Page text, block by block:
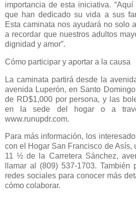
importancia de esta iniciativa.
que han dedicado su vida a sus
Esta caminata nos ayudará no solo
a recordar que nuestros adultos
dignidad y amor”.
Cómo participar y aportar a la causa
La caminata partirá desde la
avenida Luperón, en Santo
de RD$1,000 por persona, y las
en la sede del hogar o a
www.runupdr.com.
Para más información, los
con el Hogar San Francisco de Asís,
11 ½ de la Carretera Sánchez,
llamar al (809) 537-1703.
redes sociales para conocer más
cómo colaborar.